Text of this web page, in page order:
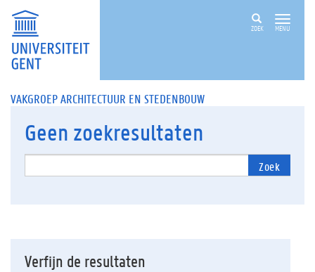
ZOEK MENU
VAKGROEP ARCHITECTUUR EN STEDENBOUW
Geen zoekresultaten
Zoek
Verfijn de resultaten